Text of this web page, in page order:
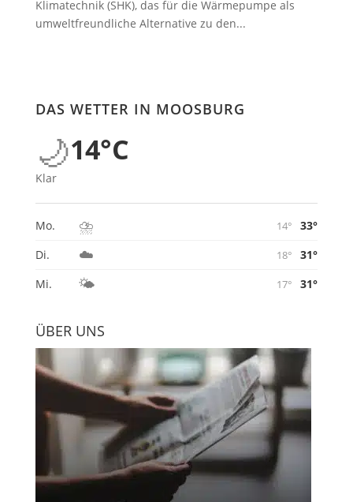
Klimatechnik (SHK), das für die Wärmepumpe als
umweltfreundliche Alternative zu den...
DAS WETTER IN MOOSBURG
🌙14°C
Klar
Mo. ⛈️ 14°
33°
Di.
☁️ 18°
31°
Mi.
🌤️ 17° 31°
ÜBER UNS